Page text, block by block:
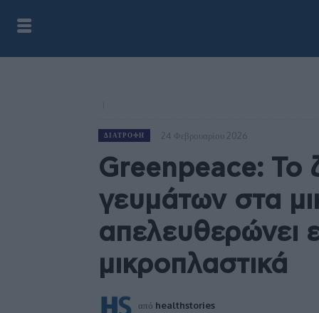
ΔΙΑΤΡΟΦΉ 24 Φεβρουαρίου 2026
Greenpeace: Το
γευμάτων στα
απελευθερώνει
μικροπλαστικά
από healthstories